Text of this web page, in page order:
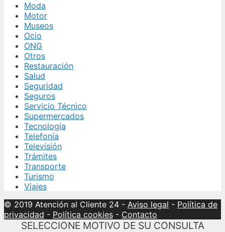
Moda
Motor
Museos
Ocio
ONG
Otros
Restauración
Salud
Seguridad
Seguros
Servicio Técnico
Supermercados
Tecnología
Telefonía
Televisión
Trámites
Transporte
Turismo
Viajes
© 2019 Atención al Cliente 24 - Aviso legal - Política de
privacidad - Política cookies - Contacto
SELECCIONE MOTIVO DE SU CONSULTA